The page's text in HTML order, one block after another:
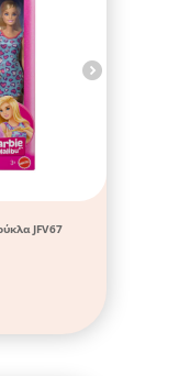
JFV67